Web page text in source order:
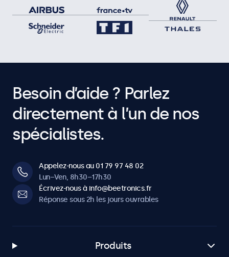
Besoin d’aide ? Parlez
directement à l’un de nos
spécialistes.
Appelez-nous au 01 79 97 48 02
Lun–Ven, 8h30–17h30
Écrivez-nous à info@beetronics.fr
Réponse sous 2h les jours ouvrables
Produits